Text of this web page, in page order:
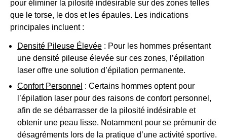
pour éliminer la pilosité indésirable sur des zones telles
que le torse, le dos et les épaules. Les indications
principales incluent :
Densité Pileuse Élevée: Pour les hommes présentant
une densité pileuse élevée sur ces zones, l’épilation
laser offre une solution d’épilation permanente.
Confort Personnel : Certains hommes optent pour
l’épilation laser pour des raisons de confort personnel,
afin de se débarrasser de la pilosité indésirable et
obtenir une peau lisse. Notamment pour se prémunir de
désagréments lors de la pratique d’une activité sportive.